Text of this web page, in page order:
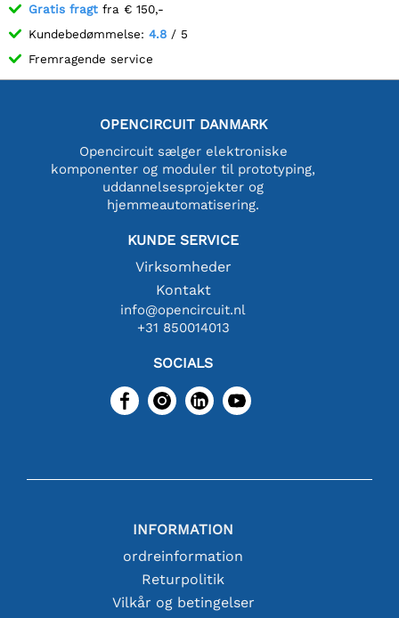
Gratis fragt fra € 150,-
Kundebedømmelse: 4.8 / 5
Fremragende service
OPENCIRCUIT DANMARK
Opencircuit sælger elektroniske
komponenter og moduler til prototyping,
uddannelsesprojekter og
hjemmeautomatisering.
KUNDE SERVICE
Virksomheder
Kontakt
info@opencircuit.nl
+31 850014013
SOCIALS
INFORMATION
ordreinformation
Returpolitik
Vilkår og betingelser